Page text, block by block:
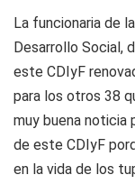
La funcionaria de
Desarrollo Social,
este CDIyF
para los otros 38
muy buena noticia
de este CDIyF
en la vida de los